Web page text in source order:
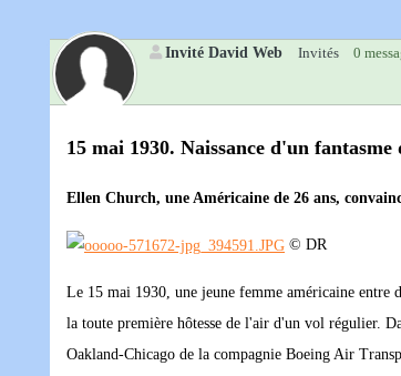
Invité David Web Invités 0
15 mai 1930. Naissance d'un
Ellen Church, une Américaine de 26 ans,
© DR
Le 15 mai 1930, une jeune femme américaine
la toute première hôtesse de l'air d'un vol régulier.
Oakland-Chicago de la compagnie Boeing Air